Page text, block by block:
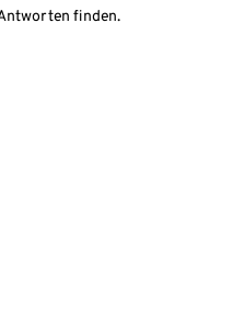
finden.